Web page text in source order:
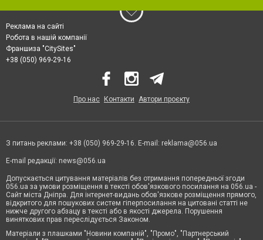
Реклама на сайті
Робота в нашій компанії
Франшиза "CitySites"
+38 (050) 969-29-16
Про нас Контакти Автори проєкту
З питань реклами: +38 (050) 969-29-16. E-mail: reklama@056.ua
E-mail редакції: news@056.ua
Допускається цитування матеріалів без отримання попередньої згоди
056.ua за умови розміщення в тексті обов'язкового посилання на 056.ua -
Сайт міста Дніпра. Для інтернет-видань обов'язкове розміщення прямого,
відкритого для пошукових систем гіперпосилання на цитовані статті не
нижче другого абзацу в тексті або в якості джерела. Порушення
виняткових прав переслідується Законом.
Матеріали з плашками "Новини компаній", "Промо", "Партнерський